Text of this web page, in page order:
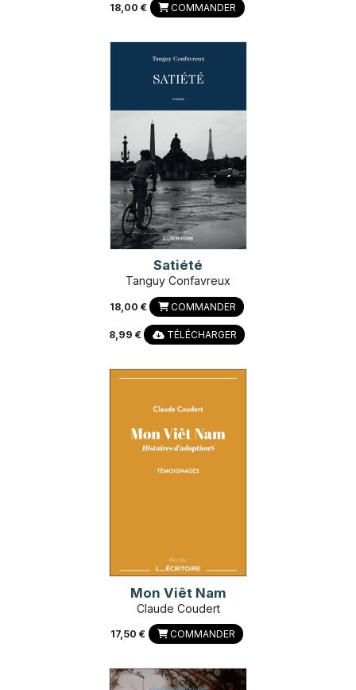
18,00 € COMMANDER
Satiété
Tanguy Confavreux
18,00 € COMMANDER
8,99 € TÉLÉCHARGER
Mon Viêt Nam
Claude Coudert
17,50 € COMMANDER